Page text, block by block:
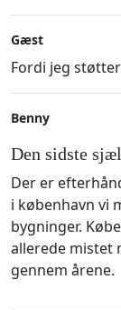
Gæst
Fordi jeg
Benny
Den sidste
Der er
i københavn vi
bygninger.
allerede mistet
gennem årene.